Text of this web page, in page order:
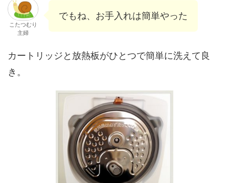
こたつむり
主婦
でもね、お手入れは簡単やった
カートリッジと放熱板がひとつで簡単に洗えて良
き。